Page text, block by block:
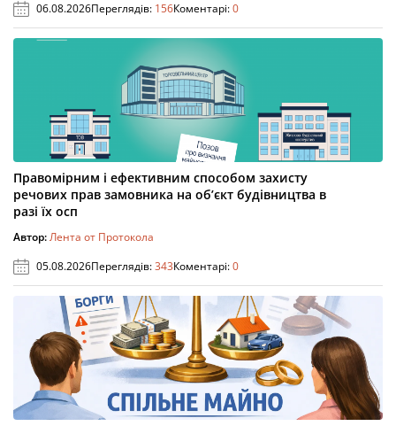
06.08.2026Переглядів: 156Коментарі:0
Правомірним і ефективним способом захисту
речових прав замовника на об’єкт будівництва в
разі їх осп
Автор:Лента от Протокола
05.08.2026Переглядів:343Коментарі:0